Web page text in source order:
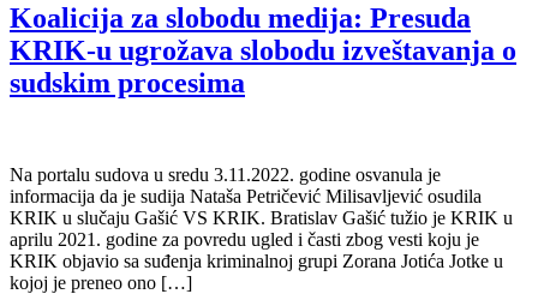
Koalicija za slobodu medija: Presuda
KRIK-u ugrožava slobodu izveštavanja o
sudskim procesima
Na portalu sudova u sredu 3.11.2022. godine osvanula je
informacija da je sudija Nataša Petričević Milisavljević osudila
KRIK u slučaju Gašić VS KRIK. Bratislav Gašić tužio je KRIK u
aprilu 2021. godine za povredu ugled i časti zbog vesti koju je
KRIK objavio sa suđenja kriminalnoj grupi Zorana Jotića Jotke u
kojoj je preneo ono […]